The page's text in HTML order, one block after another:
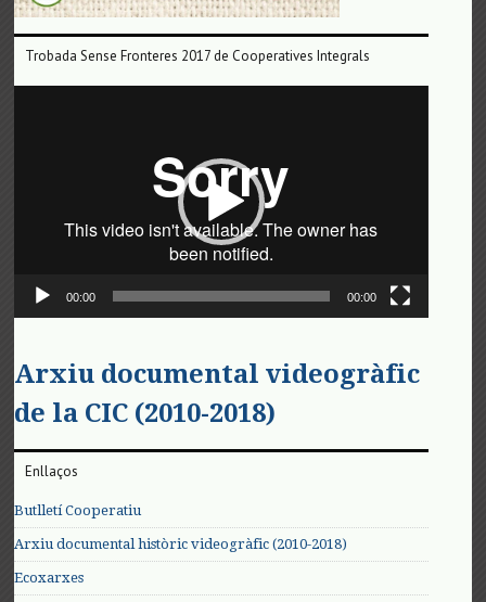
Trobada Sense Fronteres 2017 de Cooperatives Integrals
00:00 00:00
Arxiu documental videogràfic
de la CIC (2010-2018)
Enllaços
Butlletí Cooperatiu
Arxiu documental històric videogràfic (2010-2018)
Ecoxarxes